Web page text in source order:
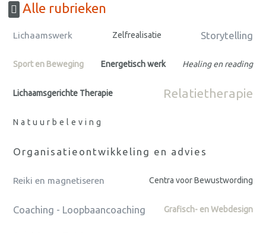
Alle rubrieken
Lichaamswerk Zelfrealisatie Storytelling
Sport en Beweging Energetisch werk Healing en reading
Lichaamsgerichte Therapie Relatietherapie
Natuurbeleving
Organisatieontwikkeling en advies
Reiki en magnetiseren Centra voor Bewustwording
Coaching - Loopbaancoaching Grafisch- en Webdesign